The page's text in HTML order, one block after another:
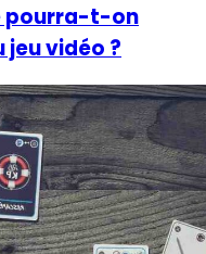
pourra-t-on
vidéo ?